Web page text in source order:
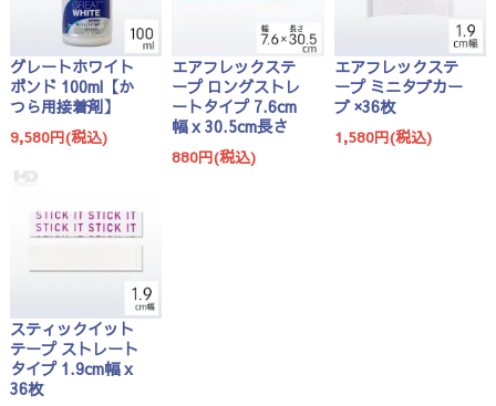
グレートホワイト
ボンド 100ml【か
つら用接着剤】
9,580円(税込)
エアフレックステ
ープ ロングストレ
ートタイプ 7.6cm
幅 x 30.5cm長さ
880円(税込)
エアフレックステ
ープ ミニタブカー
ブ ×36枚
1,580円(税込)
スティックイット
テープ ストレート
タイプ 1.9cm幅 x
36枚